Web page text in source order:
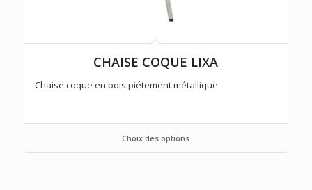
CHAISE COQUE LIXA
Chaise coque en bois piétement métallique
Choix des options